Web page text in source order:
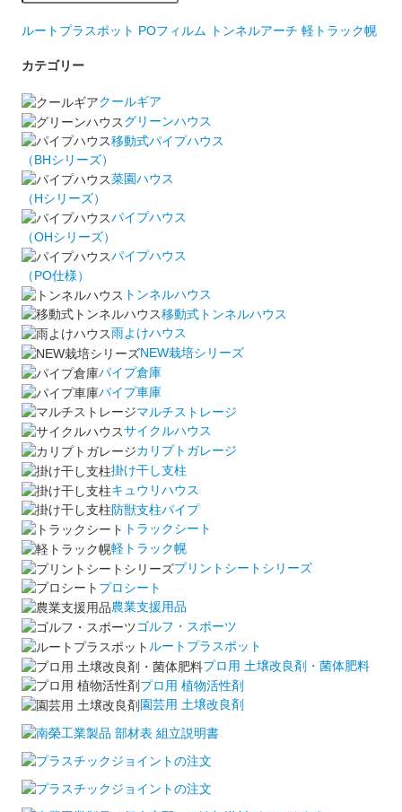
ルートプラスポット POフィルム トンネルアーチ 軽トラック幌
カテゴリー
クールギア
グリーンハウス
移動式パイプハウス
（BHシリーズ）
菜園ハウス
（Hシリーズ）
パイプハウス
（OHシリーズ）
パイプハウス
（PO仕様）
トンネルハウス
移動式トンネルハウス
雨よけハウス
NEW栽培シリーズ
パイプ倉庫
パイプ車庫
マルチストレージ
サイクルハウス
カリプトガレージ
掛け干し支柱
キュウリハウス
防獣支柱パイプ
トラックシート
軽トラック幌
プリントシートシリーズ
プロシート
農業支援用品
ゴルフ・スポーツ
ルートプラスポット
プロ用 土壌改良剤・菌体肥料
プロ用 植物活性剤
園芸用 土壌改良剤